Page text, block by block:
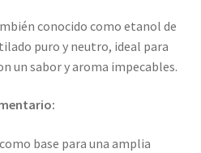
conocido como etanol de
puro y neutro, ideal para
un sabor y aroma impecables.
base para una amplia